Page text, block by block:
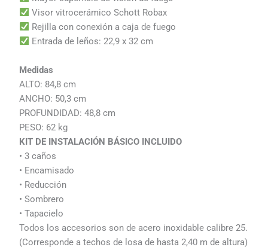
Visor vitrocerámico Schott Robax
Rejilla con conexión a caja de fuego
Entrada de leños: 22,9 x 32 cm
Medidas
ALTO: 84,8 cm
ANCHO: 50,3 cm
PROFUNDIDAD: 48,8 cm
PESO: 62 kg
KIT DE INSTALACIÓN BÁSICO INCLUIDO
• 3 caños
• Encamisado
• Reducción
• Sombrero
• Tapacielo
Todos los accesorios son de acero inoxidable calibre 25.
(Corresponde a techos de losa de hasta 2,40 m de altura)